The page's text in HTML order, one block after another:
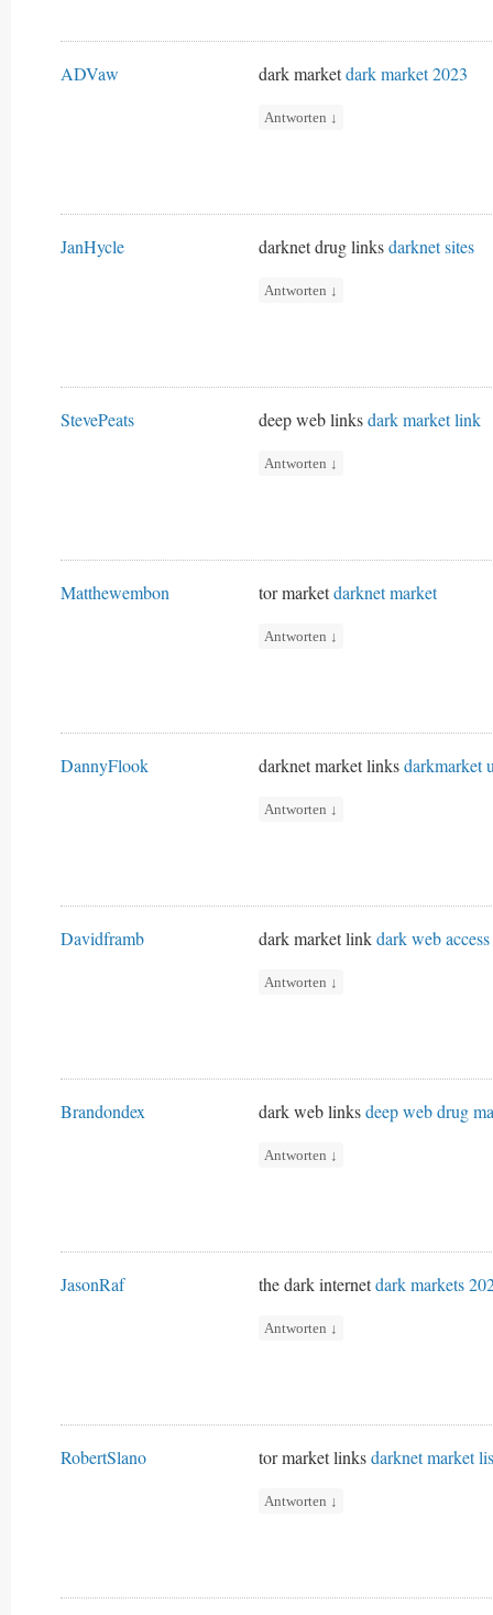
ADVaw dark marketdark market 2023
Antworten ↓
JanHycle darknet drug linksdarknet sites
Antworten ↓
StevePeats deep web linksdark market link
Antworten ↓
Matthewembon tor marketdarknet market
Antworten ↓
DannyFlook darknet market linksdarkmarket
Antworten ↓
Davidframb dark market linkdark web access
Antworten ↓
Brandondex dark web linksdeep web drug
Antworten ↓
JasonRaf the dark internetdark markets
Antworten ↓
RobertSlano tor market linksdarknet market
Antworten ↓